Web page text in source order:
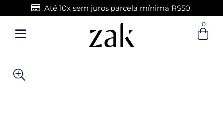
Entre com email ou cpf/cnpj
Até 10x sem juros parcela mínima R$50.
0